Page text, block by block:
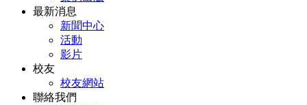
最新消息
新聞中心
活動
影片
校友
校友網站
聯絡我們